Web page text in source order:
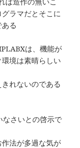
ラマだとそこに
る
は、機能が
境は素晴らしい
れないのである
なさいとの啓示で
法が多過な気が